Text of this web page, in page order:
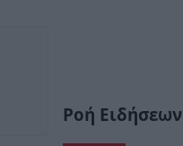
Ροή Ειδήσεων